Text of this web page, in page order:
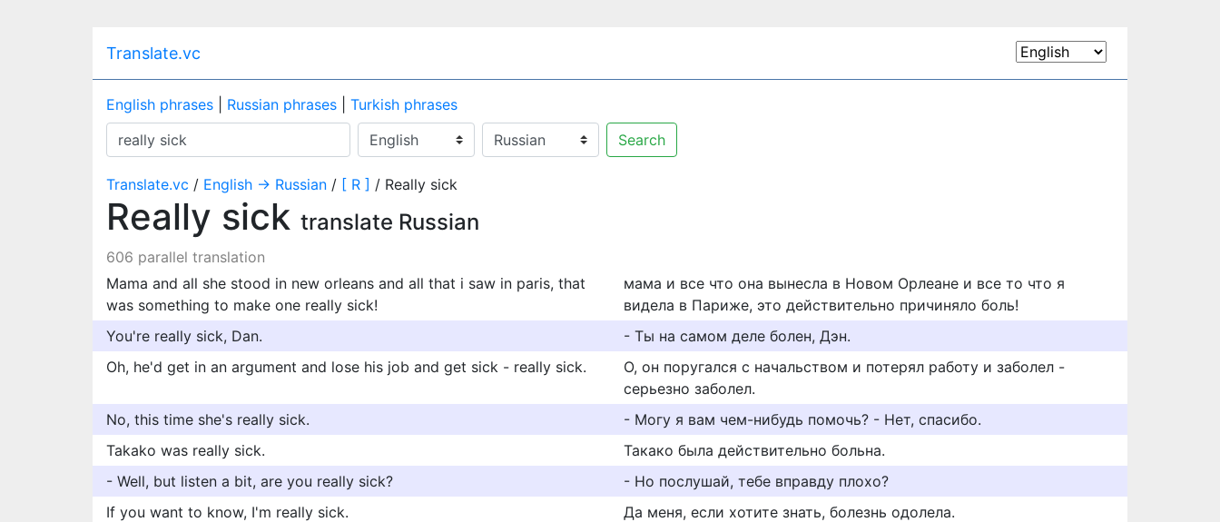
Translate.vc
English phrases Russian phrases
Turkish phrases
Search
Translate.vc / English → Russian / [ R ] / Really sick
Really sick translate Russian
606 parallel translation
Mama and all she stood in new orleans and all that i saw in paris, that
was something to make one really sick!
мама и все что она вынесла в Новом Орлеане и все то что я
видела в Париже, это действительно причиняло боль!
You're really sick, Dan.
- Ты на самом деле болен, Дэн.
Oh, he'd get in an argument and lose his job and get sick - really sick.
О, он поругался с начальством и потерял работу и заболел -
серьезно заболел.
No, this time she's really sick.
- Могу я вам чем-нибудь помочь? - Нет, спасибо.
Takako was really sick.
Такако была действительно больна.
- Well, but listen a bit, are you really sick?
- Но послушай, тебе вправду плохо?
If you want to know, I'm really sick.
Да меня, если хотите знать, болезнь одолела.